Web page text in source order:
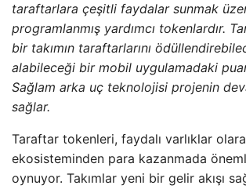
taraftarlara çeşitli faydalar sunmak
programlanmış yardımcı tokenlardır.
bir takımın taraftarlarını
alabileceği bir mobil uygulamadaki
Sağlam arka uç teknolojisi projenin
sağlar.
Taraftar tokenleri, faydalı varlıklar
ekosisteminden para kazanmada
oynuyor. Takımlar yeni bir gelir akışı